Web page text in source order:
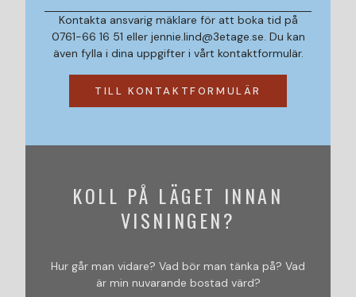
KOLL PÅ LÄGET INNAN
VISNINGEN?
Hur går man vidare? Vad bör man tänka på? Vad
är min nuvarande bostad värd?
Kontakta ansvarig mäklare för att boka tid på
0761-66 16 51 eller jennie.lind@3etage.se. Du kan
även fylla i dina uppgifter i vårt kontaktformulär.
TILL KONTAKTFORMULÄR